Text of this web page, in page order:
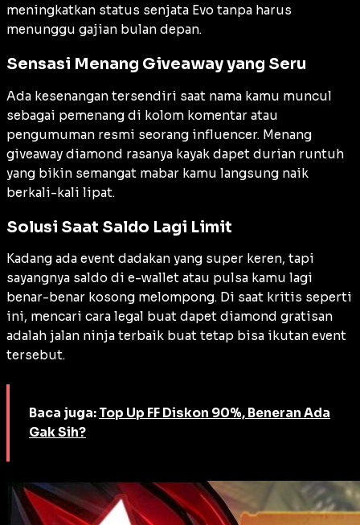
meningkatkan status senjata Evo tanpa harus
menunggu gajian bulan depan.
Sensasi Menang Giveaway yang Seru
Ada kesenangan tersendiri saat nama kamu muncul
sebagai pemenang di kolom komentar atau
pengumuman resmi seorang influencer. Menang
giveaway diamond rasanya kayak dapet durian runtuh
yang bikin semangat mabar kamu langsung naik
berkali-kali lipat.
Solusi Saat Saldo Lagi Limit
Kadang ada event dadakan yang super keren, tapi
sayangnya saldo di e-wallet atau pulsa kamu lagi
benar-benar kosong melompong. Di saat kritis seperti
ini, mencari cara legal buat dapet diamond gratisan
adalah jalan ninja terbaik buat tetap bisa ikutan event
tersebut.
Baca juga: Top Up FF Diskon 90%, Beneran Ada
Gak Sih?